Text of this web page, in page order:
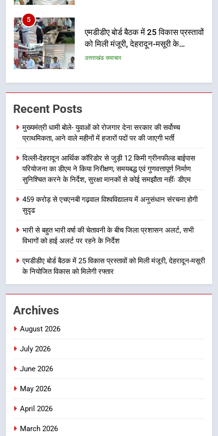
6
मुख्यमंत्री पुष्कर सिंह धामी के दिशा-निर्देशों
में पीएम आवास योजना (शहरी) की प्रगति
की हुई समीक्षा
उत्तराखंड समाचार
7
उत्तराखंड समाचार
भारी बारिश का अलर्ट! 6 अगस्त को
देहरादून में स्कूल बंद
उत्तराखंड समाचार
1
मुख्यमंत्री धामी बोले- युवाओं को रोजगार
देना सरकार की सर्वोच्च प्राथमिकता, आने
भर्ती
4
Recent Posts
मुख्यमंत्री धामी बोले- युवाओं को रोजगार देना सरकार की सर्वोच्च
प्राथमिकता, आने वाले महीनों में हजारों पदों पर की जाएगी भर्ती
दिल्ली-देहरादून आर्थिक कॉरिडोर से जुड़ी 12 किमी ग्रीनफील्ड बाईपास
परियोजना का डीएम ने किया निरीक्षण; समयबद्ध एवं गुणवत्तापूर्ण निर्माण
सुनिश्चित करने के निर्देश, सुरक्षा मानकों से कोई समझौता नहींः डीएम
459 करोड़ से एचएनबी गढ़वाल विश्वविद्यालय में अनुसंधान संरचना होगी
सुदृढ
भारी से बहुत भारी वर्षा की चेतावनी के बीच जिला प्रशासन अलर्ट, सभी
विभागों को हाई अलर्ट पर रहने के निर्देश
एमडीडीए बोर्ड बैठक में 25 विकास प्रस्तावों को मिली मंजूरी, देहरादून-मसूरी
के नियोजित विकास को मिलेगी रफ्तार
Archives
August 2026
July 2026
June 2026
May 2026
April 2026
March 2026